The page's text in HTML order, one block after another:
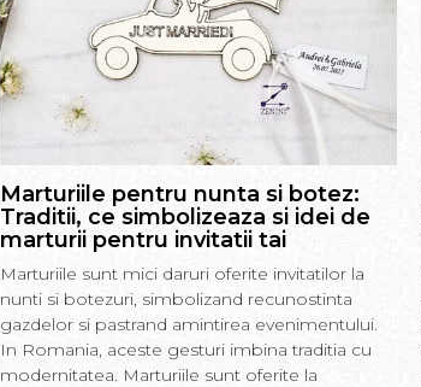
Marturiile pentru nunta si botez:
Traditii, ce simbolizeaza si idei de
marturii pentru invitatii tai
Marturiile sunt mici daruri oferite invitatilor la
nunti si botezuri, simbolizand recunostinta
gazdelor si pastrand amintirea evenimentului.
In Romania, aceste gesturi imbina traditia cu
modernitatea. Marturiile sunt oferite la